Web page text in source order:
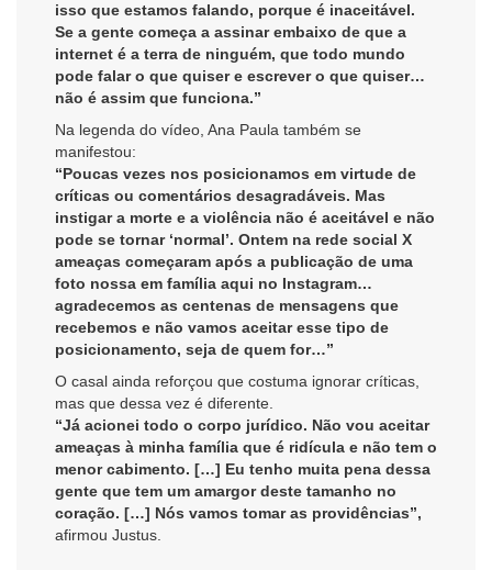
isso que estamos falando, porque é inaceitável.
Se a gente começa a assinar embaixo de que a
internet é a terra de ninguém, que todo mundo
pode falar o que quiser e escrever o que quiser…
não é assim que funciona.”
Na legenda do vídeo, Ana Paula também se
manifestou:
“Poucas vezes nos posicionamos em virtude de
críticas ou comentários desagradáveis. Mas
instigar a morte e a violência não é aceitável e não
pode se tornar ‘normal’. Ontem na rede social X
ameaças começaram após a publicação de uma
foto nossa em família aqui no Instagram…
agradecemos as centenas de mensagens que
recebemos e não vamos aceitar esse tipo de
posicionamento, seja de quem for…”
O casal ainda reforçou que costuma ignorar críticas,
mas que dessa vez é diferente.
“Já acionei todo o corpo jurídico. Não vou aceitar
ameaças à minha família que é ridícula e não tem o
menor cabimento. […] Eu tenho muita pena dessa
gente que tem um amargor deste tamanho no
coração. […] Nós vamos tomar as providências”,
afirmou Justus.